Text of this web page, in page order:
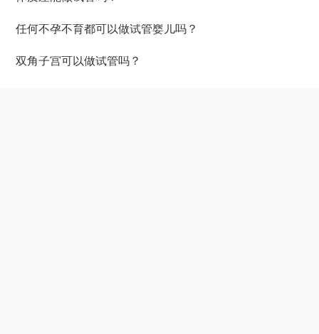
任何不孕不育都可以做试管婴儿吗？
双角子宫可以做试管吗？